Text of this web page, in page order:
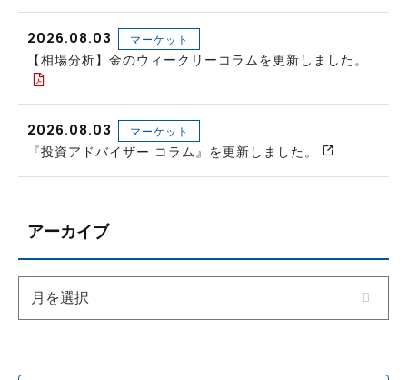
2026.08.03 マーケット
【相場分析】金のウィークリーコラムを更新しました。
2026.08.03 マーケット
『投資アドバイザー コラム』を更新しました。
アーカイブ